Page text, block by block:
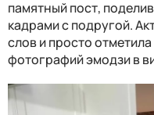
памятный пост,
кадрами с подругой.
слов и просто
фотографий эмодзи в